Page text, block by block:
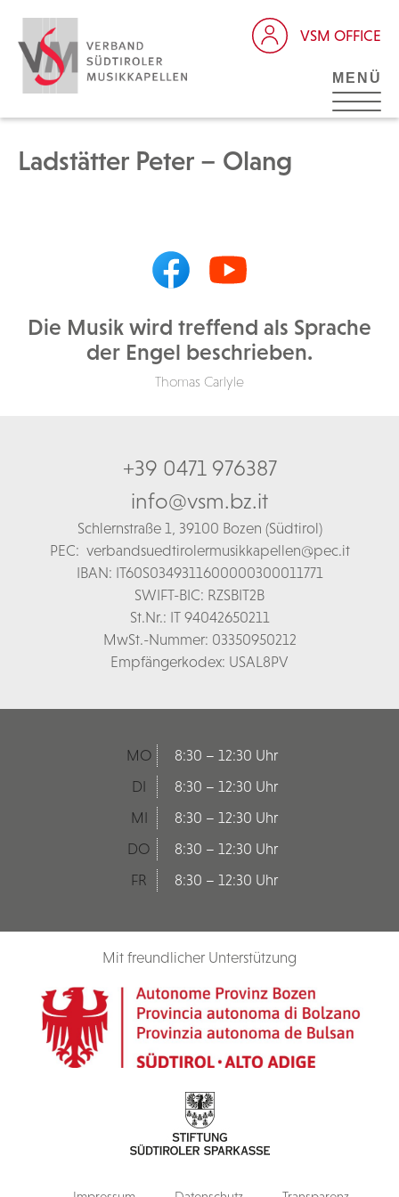
VSM OFFICE
MENÜ
Ladstätter Peter – Olang
Die Musik wird treffend als Sprache
der Engel beschrieben.
Thomas Carlyle
+39 0471 976387
info@vsm.bz.it
Schlernstraße 1, 39100 Bozen (Südtirol)
PEC: verbandsuedtirolermusikkapellen@pec.it
IBAN: IT60S0349311600000300011771
SWIFT-BIC: RZSBIT2B
St.Nr.: IT 94042650211
MwSt.-Nummer: 03350950212
Empfängerkodex: USAL8PV
MO
8:30 – 12:30 Uhr
DI
8:30 – 12:30 Uhr
MI
8:30 – 12:30 Uhr
DO
8:30 – 12:30 Uhr
FR
8:30 – 12:30 Uhr
Mit freundlicher Unterstützung